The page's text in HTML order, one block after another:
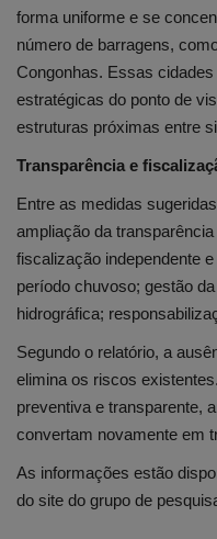
forma uniforme e se
número de barragens,
Congonhas. Essas
estratégicas do ponto de
estruturas próximas entre
Transparência e
Entre as medidas
ampliação da
fiscalização independente
período chuvoso; gestão
hidrográfica;
Segundo o relatório, a
elimina os riscos
preventiva e transparente,
convertam novamente em
As informações estão
do site do grupo de